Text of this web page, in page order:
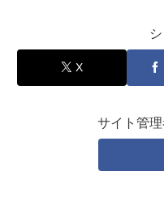
X
サイト管